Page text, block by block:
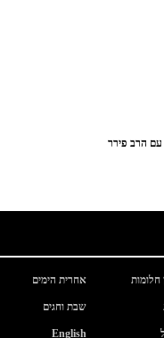
עם הרב פירר
חלומות אחרית הימים
שבת וחגים
English